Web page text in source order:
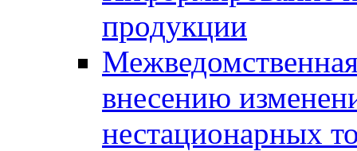
продукции
внесению
нестационарных